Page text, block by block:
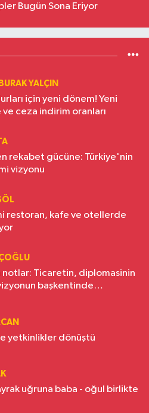
Bugün Sona Eriyor
YALÇIN
için yeni dönem! Yeni
ceza indirim oranları
rekabet gücüne: Türkiye'nin
vizyonu
restoran, kafe ve otellerde
notlar: Ticaretin, diplomasinin
başkentinde
yetkinlikler dönüştü
uğruna baba - oğul birlikte